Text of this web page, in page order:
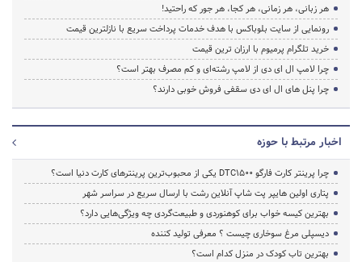
هر زبانی، هر زمانی، هر کجا، هر جور که راحتید!
رونمایی از سایت بلوباکس با هدف خدمات پرداخت سریع با نازلترین قیمت
خرید تلگرام پرمیوم با ارزان ترین قیمت
چرا لامپ ال ای دی از لامپ رشته‌ای و کم مصرف بهتر است؟
چرا پنل های ال ای دی سقفی فروش خوبی دارند؟
اخبار مرتبط با حوزه
چرا پرینتر کارت فارگو DTC1500 یکی از محبوب‌ترین پرینترهای کارت دنیا است؟
پتاری اولین هایپر پت شاپ آنلاین رشت با ارسال سریع در سراسر شهر
بهترین کیسه خواب برای کوهنوردی و طبیعت‌گردی چه ویژگی‌هایی دارد؟
دیسپلی مرغ سوخاری چیست ؟ معرفی تولید کننده
بهترین تاب کودک در منزل کدام است؟